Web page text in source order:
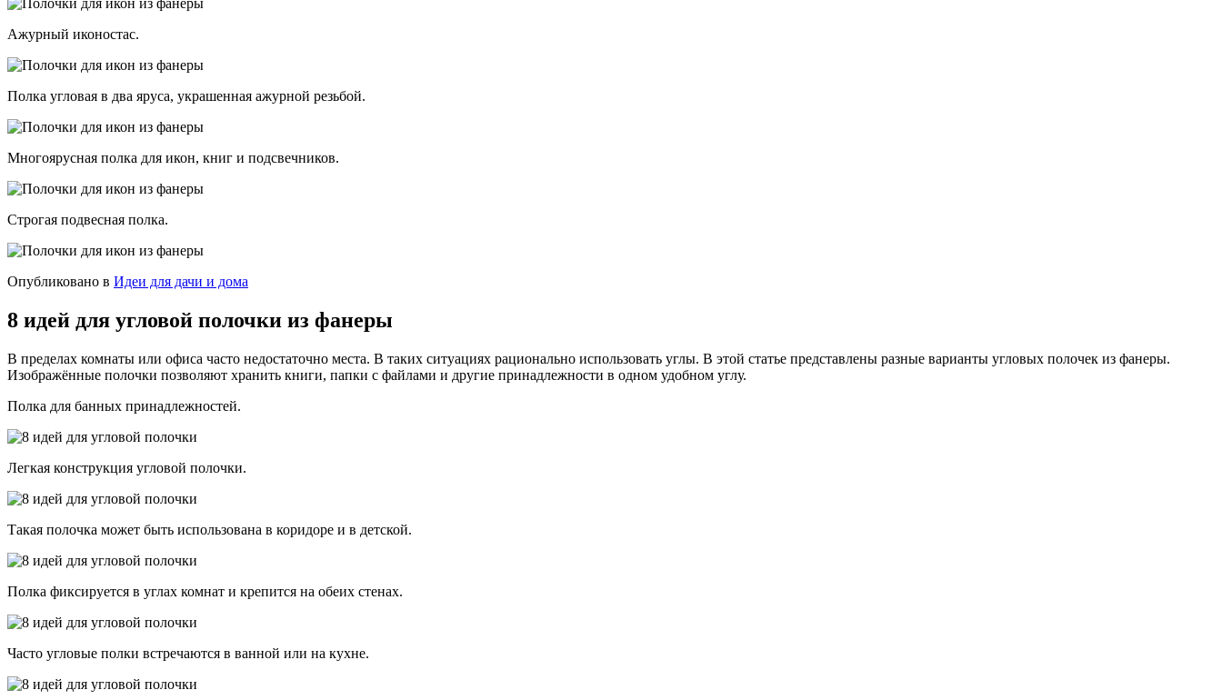
Ажурный иконостас.
Полка угловая в два яруса, украшенная ажурной резьбой.
Многоярусная полка для икон, книг и подсвечников.
Строгая подвесная полка.
Опубликовано в Идеи для дачи и дома
8 идей для угловой полочки из фанеры
В пределах комнаты или офиса часто недостаточно места. В таких ситуациях рационально использовать углы. В этой статье представлены разные варианты угловых полочек из фанеры.
Изображённые полочки позволяют хранить книги, папки с файлами и другие принадлежности в одном удобном углу.
Полка для банных принадлежностей.
Легкая конструкция угловой полочки.
Такая полочка может быть использована в коридоре и в детской.
Полка фиксируется в углах комнат и крепится на обеих стенах.
Часто угловые полки встречаются в ванной или на кухне.